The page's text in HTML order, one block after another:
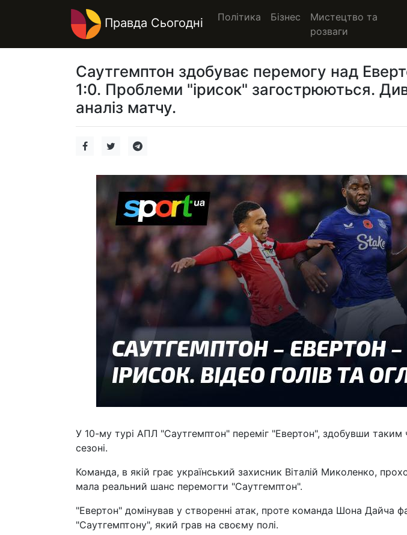
Правда Сьогодні Політика Бізнес
Мистецтво та
розваги
Саутгемптон здобуває перемогу над
1:0. Проблеми "ірисок" загострюються.
аналіз матчу.
У 10-му турі АПЛ "Саутгемптон" переміг "Евертон", здобувши
сезоні.
Команда, в якій грає український захисник Віталій Миколенко,
мала реальний шанс перемогти "Саутгемптон".
"Евертон" домінував у створенні атак, проте команда Шона Дайча
"Саутгемптону", який грав на своєму полі.